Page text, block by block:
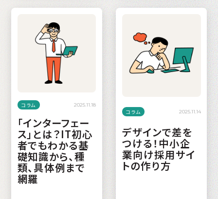
コラム 2025.11.18
「インターフェー
ス」とは？IT初心
者でもわかる基
礎知識から、種
類、具体例まで
網羅
コラム 2025.11.14
デザインで差を
つける！中小企
業向け採用サイ
トの作り方